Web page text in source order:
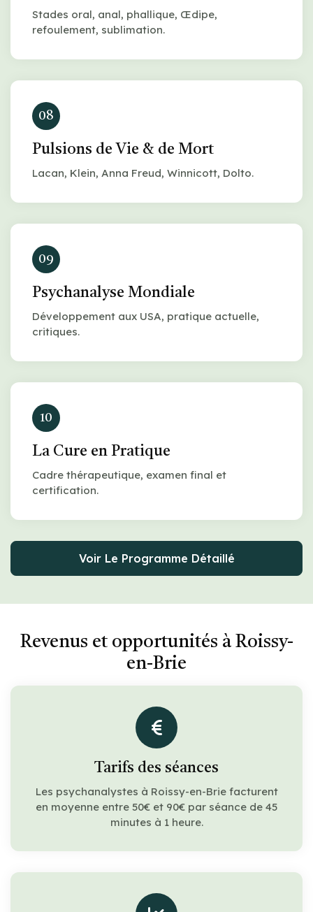
Stades oral, anal, phallique, Œdipe,
refoulement, sublimation.
08
Pulsions de Vie & de Mort
Lacan, Klein, Anna Freud, Winnicott, Dolto.
09
Psychanalyse Mondiale
Développement aux USA, pratique actuelle,
critiques.
10
La Cure en Pratique
Cadre thérapeutique, examen final et
certification.
Voir Le Programme Détaillé
Revenus et opportunités à Roissy-
en-Brie
Tarifs des séances
Les psychanalystes à Roissy-en-Brie facturent
en moyenne entre 50€ et 90€ par séance de 45
minutes à 1 heure.